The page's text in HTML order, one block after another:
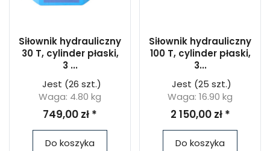
Siłownik hydrauliczny
30 T, cylinder płaski,
3 ...
Jest (26 szt.)
Waga: 4.80 kg
749,00 zł *
Do koszyka
Siłownik hydrauliczny
100 T, cylinder płaski,
3...
Jest (25 szt.)
Waga: 16.90 kg
2 150,00 zł *
Do koszyka